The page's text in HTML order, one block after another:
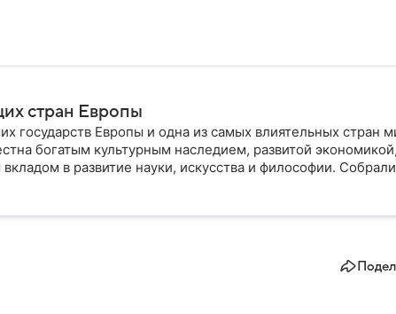
стран Европы
государств Европы и одна из самых влиятельных стран
богатым культурным наследием, развитой
в развитие науки, искусства и философии. Собрали